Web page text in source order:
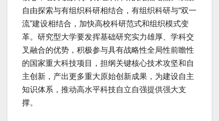
自由探索与有组织科研相结合，有组织科研与“双一
流”建设相结合，加快高校科研范式和组织模式变
革。研究型大学要发挥基础研究实力雄厚、学科交
叉融合的优势，积极参与具有战略性全局性前瞻性
的国家重大科技项目，担纲关键核心技术攻坚和自
主创新，产出更多重大原始创新成果，为建设自主
知识体系，推动高水平科技自立自强提供强大支
撑。